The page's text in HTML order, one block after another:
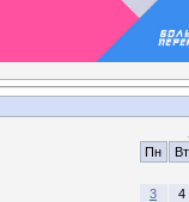
Пн
Вт
3
4